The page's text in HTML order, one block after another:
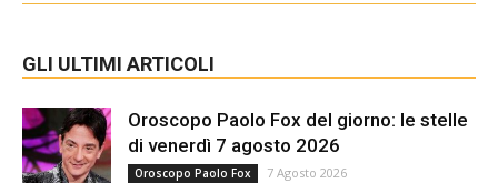
GLI ULTIMI ARTICOLI
Oroscopo Paolo Fox del giorno: le stelle
di venerdì 7 agosto 2026
Oroscopo Paolo Fox 7 Agosto 2026